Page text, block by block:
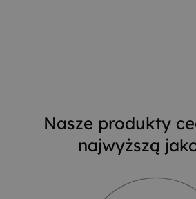
Nasze produkty
najwyższą